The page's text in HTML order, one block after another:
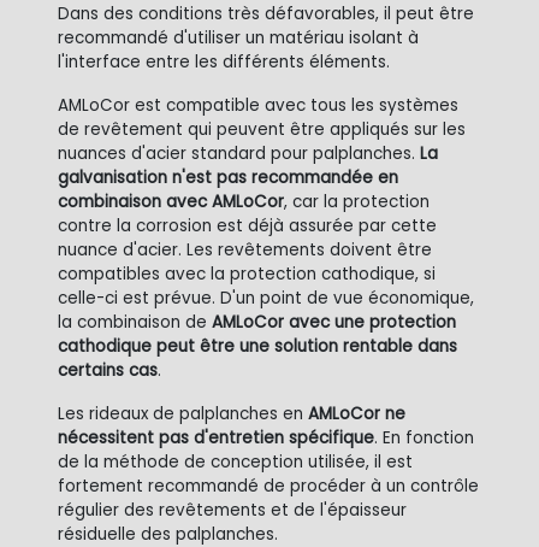
Dans des conditions très défavorables, il peut être
recommandé d'utiliser un matériau isolant à
l'interface entre les différents éléments.
AMLoCor est compatible avec tous les systèmes
de revêtement qui peuvent être appliqués sur les
nuances d'acier standard pour palplanches. La
galvanisation n'est pas recommandée en
combinaison avec AMLoCor, car la protection
contre la corrosion est déjà assurée par cette
nuance d'acier. Les revêtements doivent être
compatibles avec la protection cathodique, si
celle-ci est prévue. D'un point de vue économique,
la combinaison de AMLoCor avec une protection
cathodique peut être une solution rentable dans
certains cas.
Les rideaux de palplanches en AMLoCor ne
nécessitent pas d'entretien spécifique. En fonction
de la méthode de conception utilisée, il est
fortement recommandé de procéder à un contrôle
régulier des revêtements et de l'épaisseur
résiduelle des palplanches.